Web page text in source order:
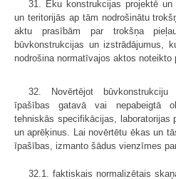
31. Ēku konstrukcijas projektē
un teritorijās ap tām nodrošinātu
aktu prasībām par trokšņa
būvkonstrukcijas un izstrādājumus,
nodrošina normatīvajos aktos noteikto
32. Novērtējot
īpašības gatavā vai nepabeigtā
tehniskās specifikācijas, laboratorijas
un aprēķinus. Lai novērtētu ēkas un
īpašības, izmanto šādus vienzīmes
32.1. faktiskais normalizētais